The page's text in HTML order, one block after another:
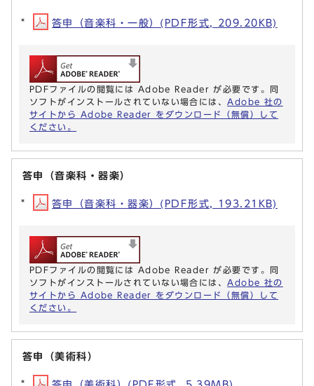
答申（音楽科・一般）(PDF形式, 209.20KB)
PDFファイルの閲覧には Adobe Reader が必要です。同
ソフトがインストールされていない場合には、 Adobe 社の
サイトから Adobe Reader をダウンロード（無償）して
ください。
答申（音楽科・器楽）
答申（音楽科・器楽）(PDF形式, 193.21KB)
PDFファイルの閲覧には Adobe Reader が必要です。同
ソフトがインストールされていない場合には、 Adobe 社の
サイトから Adobe Reader をダウンロード（無償）して
ください。
答申（美術科）